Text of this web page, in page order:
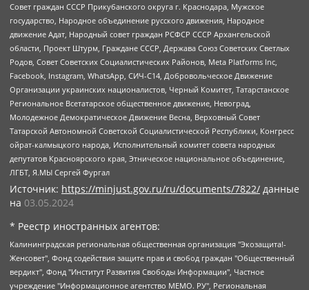
Совет граждан СССР Прикубанского округа г. Краснодара, Мужское
государство, Народное объединение русского движения, Народное
движение Адат, Народный совет граждан РСФСР СССР Архангельской
области, Проект Штурм, Граждане СССР, Держава Союз Советских Светлых
Родов, Совет Советских Социалистических Районов, Meta Platforms Inc,
Facebook, Instagram, WhatsApp, СИЧ-С14, Добровольческое Движение
Организации украинских националистов, Черный Комитет, Татарстанское
Региональное Всетатарское общественное движение, Невоград,
Молодежное Демократическое Движение Весна, Верховный Совет
Татарской Автономной Советской Социалистической Республики, Конгресс
ойрат-калмыцкого народа, Исполнительный комитет совета народных
депутатов Красноярского края, Этническое национальное объединение,
ЛГБТ, Я.МЫ Сергей Фургал
Источник: https://minjust.gov.ru/ru/documents/7822/ данные
на 03.05.2024
* Реестр иностранных агентов:
Калининградская региональная общественная организация "Экозащита!-Женсовет", Фонд содействия защите прав и свобод граждан "Общественный вердикт", Фонд "Институт Развития Свободы Информации", Частное учреждение "Информационное агентство МЕМО. РУ", Региональная общественная организация "Общественная комиссия по сохранению наследия академика Сахарова", Фонд поддержки свободы прессы, Санкт-Петербургская общественная правозащитная организация "Гражданский контроль", Межрегиональная общественная организация "Информационно-просветительский центр "Мемориал", Региональный Фонд "Центр Защиты Прав Средств Массовой Информации", с 05.12.2023 Фонд "Центр Защиты Прав Средств массовой информации", Региональная общественная благотворительная организация помощи беженцам и мигрантам "Гражданское содействие", Негосударственное образовательное учреждение дополнительного профессионального образования (повышение квалификации) специалистов "АКАДЕМИЯ ПО ПРАВАМ ЧЕЛОВЕКА", Свердловская региональная общественная организация "Сутяжник", Автономная некоммерческая организация "Центр независимых социологических исследований", Союз общественных объединений "Российский исследовательский центр по правам человека", Региональное общественное учреждение научно-информационный центр "МЕМОРИАЛ", Некоммерческая организация "Фонд защиты гласности", Автономная некоммерческая организация "Институт прав человека", Городская общественная организация "Екатеринбургское общество "МЕМОРИАЛ", Городская общественная организация "Рязанское историко-просветительское и правозащитное общество "Мемориал" (Рязанский Мемориал), Челябинский региональный орган общественной самодеятельности – женское общественное объединение "Женщины Евразии", Челябинский региональный орган общественной самодеятельности "Уральская правозащитная группа", Фонд содействия защите здоровья и социальной справедливости имени Андрея Рылькова, Автономная Некоммерческая Организация "Аналитический Центр Юрия Левады", Автономная некоммерческая организация социальной поддержки населения "Проект Апрель", Региональная общественная организация помощи женщинам и детям, находящимся в кризисной ситуации "Информационно-методический центр "Анна", Фонд содействия развитию массовых коммуникаций и правовому просвещению "Так-так-Так", Фонд содействия устойчивому развитию "Серебряная тайга", Свердловский региональный общественный фонд социальных проектов "Новое время", "Idel.Реалии", Кавказ.Реалии, Крым.Реалии, Телеканал Настоящее Время, Татаро-башкирская служба Радио Свобода (Azatliq Radiosi), Радио Свободная Европа/Радио Свобода (PCE/PC), "Сибирь.Реалии", "Фактограф", Благотворительный фонд помощи осужденным и их семьям, Автономная некоммерческая организация "Институт глобализации и социальных движений", Фонд "В защиту прав заключенных", Частное учреждение "Центр поддержки и содействия развитию средств массовой информации", Пензенский региональный общественный благотворительный фонд "Гражданский союз", "Север.Реалии", Некоммерческая организация Фонд "Правовая инициатива", Общество с ограниченной ответственностью "Радио Свободная Европа/Радио Свобода", Чешское информационное агентство "MEDIUM-ORIENT", Красноярская региональная общественная организация "Мы против СПИДа", Камалягин Денис Николаевич, Маркелов Сергей Евгеньевич, Пономарев Лев Александрович, Савицкая Людмила Алексеевна, Автономная некоммерческая организация "Центр по работе с проблемой насилия "НАСИЛИЮ.НЕТ", Межрегиональный профессиональный союз работников здравоохранения "Альянс врачей", Юридическое лицо, зарегистрированное в Латвийской Республике, SIA "Medusa Project" (регистрационный номер 40103797863, дата регистрации 10.06.2014), Некоммерческая организация "Фонд по борьбе с коррупцией", Автономная некоммерческая организация "Институт права и публичной политики", Баданин Роман Сергеевич, Гликин Максим Александрович, Железнова Мария Михайловна, Лукьянова Юлия Сергеевна, Маетная Елизавета Витальевна, Маняхин Петр Борисович, Чуракова Ольга Владимировна, Ярош Юлия Петровна, Юридическое лицо "The Insider SIA", зарегистрированное в Риге, Латвийская Республика (дата регистрации 26.06.2015), являющееся администратором доменного имени интернет-издания "The Insider SIA", https://theins.ru, Постернак Алексей Евгеньевич, Рубин Михаил Аркадьевич, Анин Роман Александрович, Юридическое лицо Istories fonds, зарегистрированное в Латвийской Республике (регистрационный номер 50008295751, дата регистрации 24.02.2020), Великовский Дмитрий Александрович, Долинина Ирина Николаевна, Мароховская Алеся Алексеевна, Шлейнов Роман Юрьевич, Шмагун Олеся Валентиновна, Общество с ограниченной ответственностью "Альтаир 2021", Общество с ограниченной ответственностью "Вега 2021", Общество с ограниченной ответственностью "Главный редактор 2021", Общество с ограниченной ответственностью "Ромашки монолит", Важенков Артем Валерьевич, Ивановская областная общественная организация "Центр гендерных исследований", Гурман Юрий Альбертович, Медиапроект "ОВД-Инфо", Егоров Владимир Владимирович, Жилинский Владимир Александрович, Общество с ограниченной ответственностью "ЗП", Иванова София Юрьевна, Карезина Инна Павловна, Кильтау Екатерина Викторовна, Петров Алексей Викторович, Пискунов Сергей Евгеньевич, Смирнов Сергей Сергеевич, Тихонов Михаил Сергеевич, Общество с ограниченной ответственностью "ЖУРНАЛИСТ-ИНОСТРАННЫЙ АГЕНТ", Арапова Галина Юрьевна, Вольтская Татьяна Анатольевна, Американская компания "Mason G.E.S. Anonymous Foundation" (США), являющаяся владельцем интернет-издания https://mnews.world/, Компания "Stichting Bellingcat", зарегистрированная в Нидерландах (дата регистрации 11.07.2018), Захаров Андрей Вячеславович, Клепиковская Екатерина Дмитриевна, Общество с ограниченной ответственностью "МЕМО", Перл Роман Александрович, Симонов Евгений Алексеевич, Соловьева Елена Анатольевна, Сотников Даниил Владимирович, Сурначева Елизавета Дмитриевна, Автономная некоммерческая организация по защите прав человека и информированию населения "Якутия – Наше Мнение", Общество с ограниченной ответственностью "Москоу диджитал медиа", с 26.01.2023 Общество с ограниченной ответственностью "Чайка Белые сады", Ветошкина Валерия Валерьевна, Заговора Максим Александрович, Межрегиональное общественное движение "Российская ЛГБТ - сеть", Оленичев Максим Владимирович, Павлов Иван Юрьевич, Скворцова Елена Сергеевна, Общество с ограниченной ответственностью "Как бы инагент", Кочетков Игорь Викторович, Общество с ограниченной ответственностью "Честные выборы", Еланчик Олег Александрович, Общество с ограниченной ответственностью "Нобелевский призыв", Гималова Регина Эмилевна, Григорьев Андрей Валерьевич, Григорьева Алина Александровна, Ассоциация по содействию защите прав призывников, альтернативнослужащих и военнослужащих "Правозащитная группа "Гражданин.Армия.Право", Хисамова Регина Фаритовна, Автономная некоммерческая организация по реализации социально-правовых программ "Лилит", Дальневосточное общественное движение "Маяк", Санкт-Петербургская ЛГБТ-инициативная группа "Выход", Инициативная группа ЛГБТ+ "Реверс", Алексеев Андрей Викторович, Бекбулатова Таисия Львовна, Беляев Иван Михайлович, Владыкина Елена Сергеевна, Гельман Марат Александрович, Никульшина Вероника Юрьевна, Толоконникова Надежда Андреевна, Шендерович Виктор Анатольевич, Общество с ограниченной ответственностью "Данное сообщение", Общество с ограниченной ответственностью Издательский дом "Новая глава", Айнбиндер Александра Александровна, Московский комьюнити-центр для ЛГБТ+инициатив, Благотворительный фонд развития филантропии, Deutsche Welle (Германия, Kurt-Schumacher-Strasse 3, 53113 Bonn), Борзунова Мария Михайловна, Воробьев Виктор Викторович, Голубева Анна Львовна, Константинова Алла Михайловна, Малкова Ирина Владимировна, Мурадов Мурад Абдулгалимович, Осетинская Елизавета Николаевна, Понасенков Евгений Николаевич, Ганапольский Матвей Юрьевич, Киселев Евгений Алексеевич, Борухович Ирина Григорьевна, Дремин Иван Тимофеевич, Дубровский Дмитрий Викторович, Красноярская региональная общественная организация поддержки и развития альтернативных образовательных технологий и межкультурных коммуникаций "ИНТЕРРА", Маяковская Екатерина Алексеевна, Фейгин Марк Захарович, Филимонов Андрей Викторович, Дзугкоева Регина Николаевна, Доброхотов Роман Александрович, Дудь Юрий Александрович, Елкин Сергей Владимирович, Кругликов Кирилл Игоревич, Сабунаева Мария Леонидовна, Семенов Алексей Владимирович, Шаинян Карен Багратович, Шульман Екатерина Михайловна, Асафьев Артур Валерьевич, Вахштайн Виктор Семенович, Венедиктов Алексей Алексеевич, Лушникова Екатерина Евгеньевна, Волков Леонид Михайлович, Невзоров Александр Глебович, Пархоменко Сергей Борисович, Сироткин Ярослав Николаевич, Кара-Мурза Владимир Владимирович, Баранова Наталья Владимировна, Гозман Леонид Яковлевич, Кагарлицкий Борис Юльевич, Климарев Михаил Валерьевич, Милов Владимир Станиславович, Автономная некоммерческая организация Краснодарский центр современного искусства "Типография", Моргенштерн Алишер Тагирович, Соболь Любовь Эдуардовна, Общество с ограниченной ответственностью "ЛИЗА НОРМ", Каспаров Гарри Кимович, Ходорковский Михаил Борисович, Общество с ограниченной ответственностью "Апрельские тезисы", Данилович Ирина Брониславовна, Кашин Олег Владимирович, Петров Николай Владимирович, Пивоваров Алексей Владимирович, Соколов Михаил Владимирович, Цветкова Юлия Владимировна, Чичваркин Евгений Александрович, Комитет против пыток/Команда против пыток, Общество с ограниченной ответственностью "Первый научный", Общество с ограниченной ответственностью "Вертолет и ко", Белоцерковская Вероника Борисовна, Кац Максим Евгеньевич, Лазарева Татьяна Юрьевна, Шаведдинов Руслан Табризович, Яшин Илья Валерьевич, Общество с ограниченной ответственностью "Иноагент ААВ", Алешковский Дмитрий Петрович, Альбац Евгения Марковна, Быков Дмитрий Львович, Галямина Юлия Евгеньевна, Лойко Сергей Леонидович, Мартынов Кирилл Константинович, Медведев Сергей Александрович, Крашенинников Федор Геннадиевич, Гордеева Катерина Вл